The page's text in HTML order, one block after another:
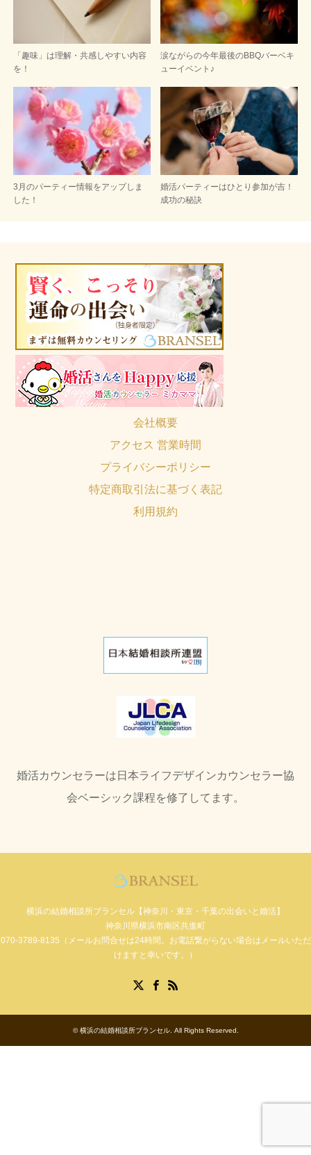
「趣味」は理解・共感しやすい内容
を！
涙ながらの今年最後のBBQバーベキ
ューイベント♪
3月のパーティー情報をアップしま
した！
婚活パーティーはひとり参加が吉！
成功の秘訣
会社概要
アクセス 営業時間
プライバシーポリシー
特定商取引法に基づく表記
利用規約
婚活カウンセラーは日本ライフデザインカウンセラー協
会ベーシック課程を修了してます。
横浜の結婚相談所ブランセル【神奈川・東京・千葉の出会いと婚活】
神奈川県横浜市南区共進町
070-3789-8135（メールお問合せは24時間。お電話繋がらない場合はメールいただ
けますと幸いです。）
©横浜の結婚相談所ブランセル. All Rights Reserved.